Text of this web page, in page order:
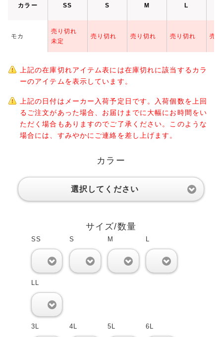
カラー SS S M L
モカ
売り切れ
未定
売り切れ 売り切れ 売り切れ 売
上記の在庫切れアイテム表には在庫切れに該当するカラ
ーのアイテムを表示しています。
上記の日付はメーカー入荷予定日です。入荷個数を上回
るご注文があった場合、お届けまでに大幅にお時間をい
ただく場合もありますのでご了承ください。このような
場合には、すみやかにご連絡を差し上げます。
カラー
選択してください
サイズ/数量
SS S M
3L 4L 5L 6L